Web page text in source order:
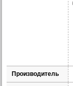
Производитель